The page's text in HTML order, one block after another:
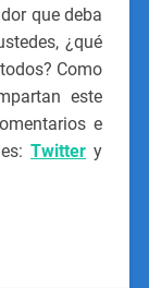
que deba
¿qué
Como
este
e
Twitter y